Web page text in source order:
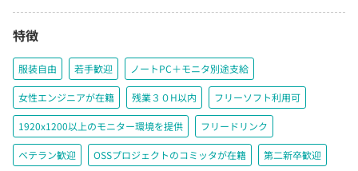
特徴
服装自由 若手歓迎 ノートPC＋モニタ別途支給
女性エンジニアが在籍 残業３０H以内 フリーソフト利用可
1920x1200以上のモニター環境を提供 フリードリンク
ベテラン歓迎 OSSプロジェクトのコミッタが在籍 第二新卒歓迎